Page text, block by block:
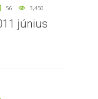
56 3,450
június